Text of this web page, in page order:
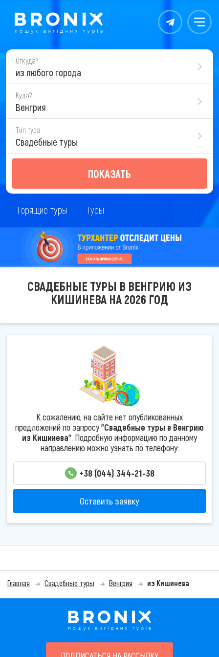
Контакты Меню
Откуда?
из любого города
Куда?
Венгрия
Тип тура
Свадебные туры
ПОКАЗАТЬ
Горящие туры Туры
СВАДЕБНЫЕ ТУРЫ В ВЕНГРИЮ ИЗ
КИШИНЕВА НА 2026 ГОД
К сожалению, на сайте нет опубликованных
предложений по запросу"Свадебные туры в Венгрию
из Кишинева". Подробную информацию по данному
направлению можно узнать по телефону:
+38 (044) 344-21-38
Оставить заявку
Главная Свадебные туры Венгрия из Кишинева